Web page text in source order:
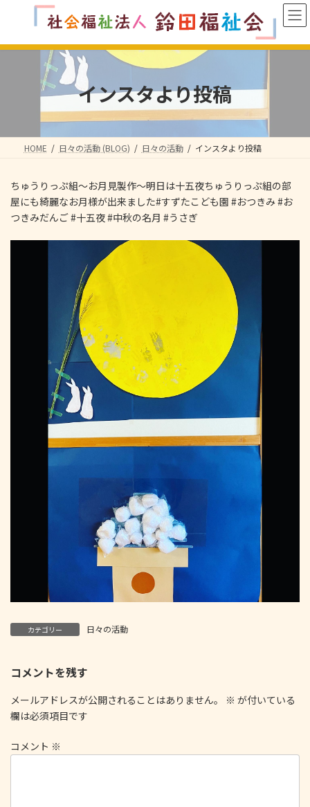
ン
ー
インスタより投稿
HOME 日々の活動 (BLOG) 日々の活動 インスタより投稿
ちゅうりっぷ組〜お月見製作〜明日は十五夜ちゅうりっぷ組の部
屋にも綺麗なお月様が出来ました#すずたこども園 #おつきみ #お
つきみだんご #十五夜 #中秋の名月 #うさぎ
カテゴリー 日々の活動
コメントを残す
メールアドレスが公開されることはありません。 ※ が付いている
欄は必須項目です
コメント ※